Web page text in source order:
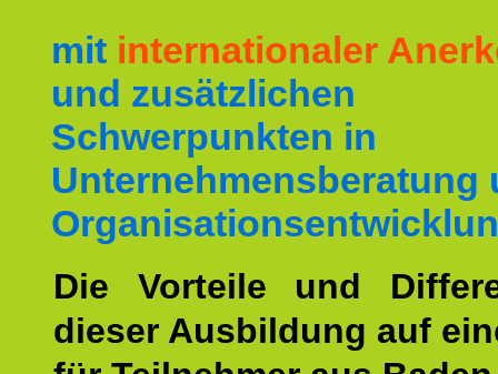
mit internationaler
und zusätzlichen
Schwerpunkten in
Unternehmensberatung
Die Vorteile und
dieser Ausbildung auf